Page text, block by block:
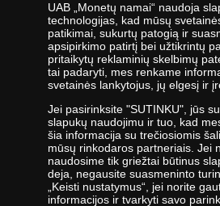
oficiali kolekcinių monetų ir medalių
metų veikianti UAB „Monetų namai“
įmonių grupei.
Viena didžiausių numizmatinių gaminių
,,Samlerhuset Group“ turi padalinius 14-
seniausia Norvegijos kalykla, veikianti
kalykla gamina kai kurias oficialias
be to, kasmet kaldina Nobelio taikos
įmonės apyvarta siekė 400 milijonų eurų.
UAB „Monetų namai“ specialistai
lanko parodas ir aukcionus visame
UAB „Monetų namai“ naudoja
technologijas, kad mūsų
patikimai, sukurtų patogią ir
apsipirkimo patirtį bei užtikrintų
pritaikytų reklaminių skelbimų
tai padaryti, mes renkame
svetainės lankytojus, jų elgesį ir
Jei pasirinksite "SUTINKU", jūs
slapukų naudojimu ir tuo, kad
šia informacija su trečiosiomis
mūsų rinkodaros partneriais. Jei
naudosime tik griežtai būtinus
deja, negausite suasmeninto
„Keisti nustatymus“, jei norite
informacijos ir tvarkyti savo